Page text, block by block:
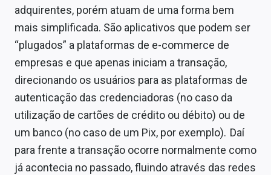
adquirentes, porém atuam de uma forma bem
mais simplificada. São aplicativos que podem ser
“plugados” a plataformas de e-commerce de
empresas e que apenas iniciam a transação,
direcionando os usuários para as plataformas de
autenticação das credenciadoras (no caso da
utilização de cartões de crédito ou débito) ou de
um banco (no caso de um Pix, por exemplo). Daí
para frente a transação ocorre normalmente como
já acontecia no passado, fluindo através das redes